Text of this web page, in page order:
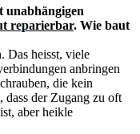
unabhängigen
reparierbar. Wie baut
Das heisst, viele
anbringen
die kein
dass der Zugang zu oft
aber heikle